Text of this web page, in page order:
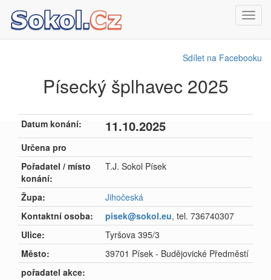
Sdílet na Facebooku
Písecký šplhavec 2025
Datum konání: 11.10.2025
Určena pro
Pořadatel / místo
konání:
T.J. Sokol Písek
Župa:
Jihočeská
Kontaktní osoba:
pisek@sokol.eu, tel. 736740307
Ulice:
Tyršova 395/3
Město:
39701 Písek - Budějovické Předměstí
pořadatel akce: